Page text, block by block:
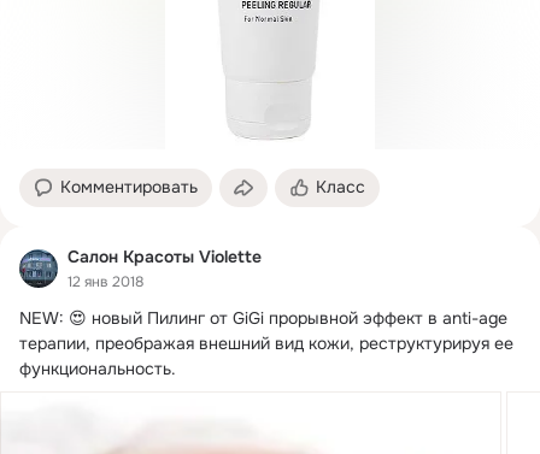
Комментировать Класс
Салон Красоты Violette
12 янв 2018
NEW: 😍 новый Пилинг от GiGi прорывной эффект в anti-age
терапии, преображая внешний вид кожи, реструктурируя ее
функциональность.